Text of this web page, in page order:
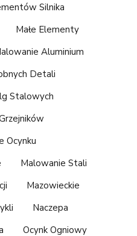
Silnika
Małe Elementy
Aluminium
Detali
Stalowych
Ocynku
Malowanie Stali
Mazowieckie
Naczepa
Ocynk Ogniowy